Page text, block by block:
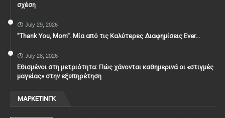
σχέση
July 29, 2026
"Thank You, Mοm". Μία από τις Καλύτερες Διαφημίσεις Ever...
July 28, 2026
Εθισμένοι στη μετριότητα: Πώς χάνονται καθημερινά οι «στιγμές
μαγείας» στην εξυπηρέτηση
ΜΑΡΚΕΤΙΝΓΚ